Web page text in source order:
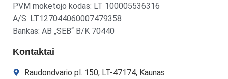
PVM mokėtojo kodas: LT 100005536316
A/S: LT127044060007479358
Bankas: AB „SEB“ B/K 70440
Kontaktai
Raudondvario pl. 150, LT-47174, Kaunas